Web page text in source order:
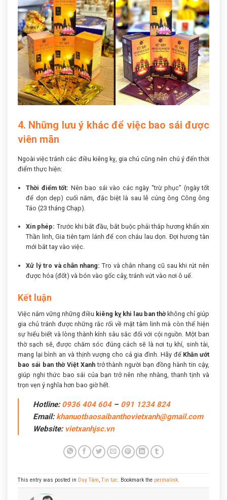
4. Những lưu ý khác để việc bao sái được
viên mãn
Ngoài việc tránh các điều kiêng kỵ, gia chủ cũng nên chú ý đến thời
điểm thực hiện:
Thời điểm tốt: Nên bao sái vào các ngày “trừ phục” (ngày tốt
để dọn dẹp) cuối năm, đặc biệt là sau lễ cúng ông Công ông
Táo (23 tháng Chạp).
Xin phép: Trước khi bắt đầu, bắt buộc phải thắp hương khấn xin
Thần linh, Gia tiên tạm lánh để con cháu lau dọn. Đợi hương tàn
mới bắt tay vào việc.
Xử lý tro và chân nhang: Tro và chân nhang cũ sau khi rút nên
được hóa (đốt) và bón vào gốc cây, tránh vứt vào nơi ô uế.
Kết luận
Việc nắm vững những điều kiêng kỵ khi lau ban thờkhông chỉ giúp
gia chủ tránh được những rắc rối về mặt tâm linh mà còn thể hiện
sự hiểu biết và lòng thành kính sâu sắc đối với cội nguồn. Một ban
thờ sạch sẽ, được chăm sóc đúng cách sẽ là nơi tụ khí, sinh tài,
mang lại bình an và thịnh vượng cho cả gia đình. Hãy để Khăn ướt
bao sái ban thờ Việt Xanhtrở thành người bạn đồng hành tin cậy,
giúp nghi thức bao sái của bạn trở nên nhẹ nhàng, thanh tịnh và
trọn vẹn ý nghĩa hơn bao giờ hết.
Hotline: 0936 404 604– 091 1234 824
Email: khanuotbaosaibanthovietxanh@gmail.com
Website: vietxanhjsc.vn
This entry was posted in Duy Tâm ,Tin tức . Bookmark the permalink